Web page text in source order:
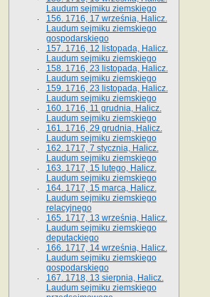
Laudum sejmiku ziemskiego
156. 1716, 17 września, Halicz.
Laudum sejmiku ziemskiego
gospodarskiego
157. 1716, 12 listopada, Halicz.
Laudum sejmiku ziemskiego
158. 1716, 23 listopada, Halicz.
Laudum sejmiku ziemskiego
159. 1716, 23 listopada, Halicz.
Laudum sejmiku ziemskiego
160. 1716, 11 grudnia, Halicz.
Laudum sejmiku ziemskiego
161. 1716, 29 grudnia, Halicz.
Laudum sejmiku ziemskiego
162. 1717, 7 stycznia, Halicz.
Laudum sejmiku ziemskiego
163. 1717, 15 lutego, Halicz.
Laudum sejmiku ziemskiego
164. 1717, 15 marca, Halicz.
Laudum sejmiku ziemskiego
relacyjnego
165. 1717, 13 września, Halicz.
Laudum sejmiku ziemskiego
deputackiego
166. 1717, 14 września, Halicz.
Laudum sejmiku ziemskiego
gospodarskiego
167. 1718, 13 sierpnia, Halicz.
Laudum sejmiku ziemskiego